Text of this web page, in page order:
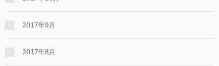
2017年9月
2017年8月